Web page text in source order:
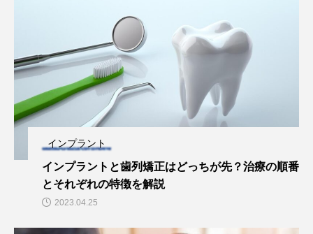
インプラント
インプラントと歯列矯正はどっちが先？治療の順番
とそれぞれの特徴を解説
2023.04.25